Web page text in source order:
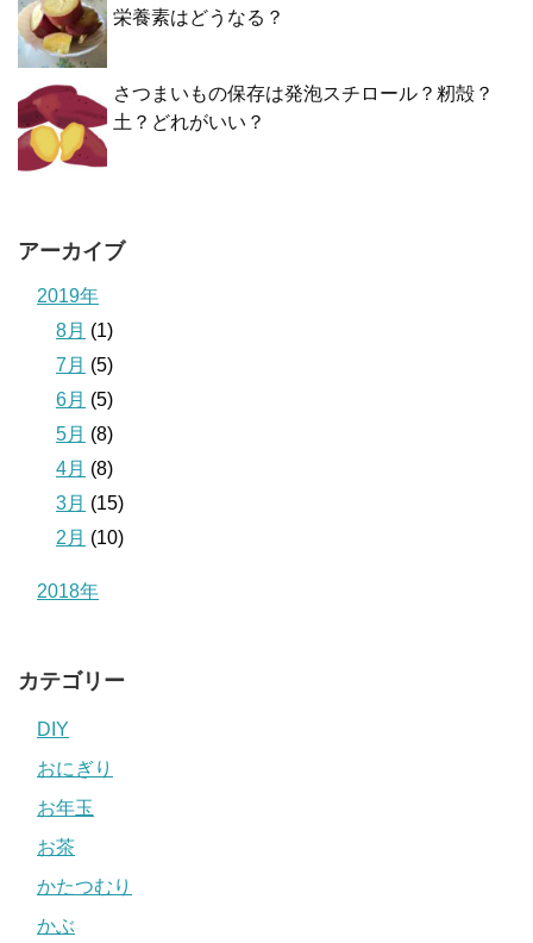
栄養素はどうなる？
さつまいもの保存は発泡スチロール？籾殻？
土？どれがいい？
アーカイブ
2019年
8月 (1)
7月 (5)
6月 (5)
5月 (8)
4月 (8)
3月 (15)
2月 (10)
2018年
カテゴリー
DIY
おにぎり
お年玉
お茶
かたつむり
かぶ